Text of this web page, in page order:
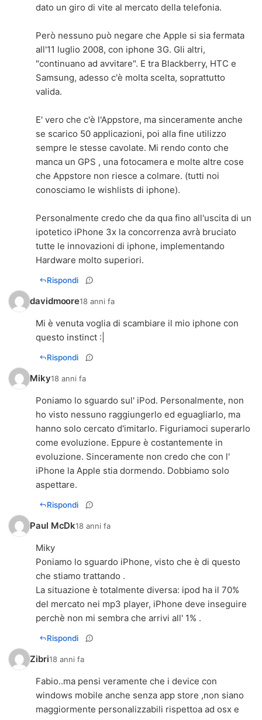
dato un giro di vite al mercato della telefonia.
Però nessuno può negare che Apple si sia fermata
all'11 luglio 2008, con iphone 3G. Gli altri,
"continuano ad avvitare". E tra Blackberry, HTC e
Samsung, adesso c'è molta scelta, soprattutto
valida.
E' vero che c'è l'Appstore, ma sinceramente anche
se scarico 50 applicazioni, poi alla fine utilizzo
sempre le stesse cavolate. Mi rendo conto che
manca un GPS , una fotocamera e molte altre cose
che Appstore non riesce a colmare. (tutti noi
conosciamo le wishlists di iphone).
Personalmente credo che da qua fino all'uscita di un
ipotetico iPhone 3x la concorrenza avrà bruciato
tutte le innovazioni di iphone, implementando
Hardware molto superiori.
Rispondi
davidmoore18 anni fa
Mi è venuta voglia di scambiare il mio iphone con
questo instinct :|
Rispondi
Miky18 anni fa
Poniamo lo sguardo sul' iPod. Personalmente, non
ho visto nessuno raggiungerlo ed eguagliarlo, ma
hanno solo cercato d'imitarlo. Figuriamoci superarlo
come evoluzione. Eppure è costantemente in
evoluzione. Sinceramente non credo che con l'
iPhone la Apple stia dormendo. Dobbiamo solo
aspettare.
Rispondi
Paul McDk18 anni fa
Miky
Poniamo lo sguardo iPhone, visto che è di questo
che stiamo trattando .
La situazione è totalmente diversa: ipod ha il 70%
del mercato nei mp3 player, iPhone deve inseguire
perchè non mi sembra che arrivi all' 1% .
Rispondi
Zibri18 anni fa
Fabio..ma pensi veramente che i device con
windows mobile anche senza app store ,non siano
maggiormente personalizzabili rispettoa ad osx e